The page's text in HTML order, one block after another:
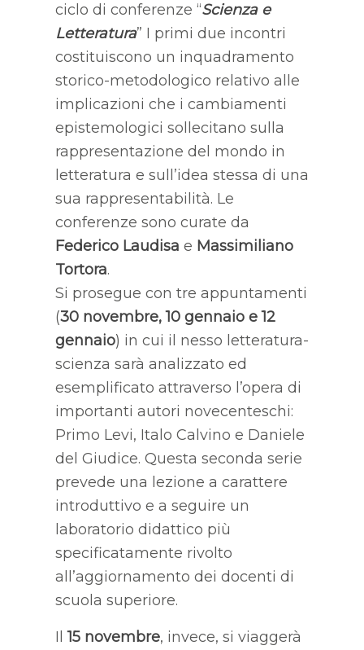
ciclo di conferenze “Scienza e
Letteratura” I primi due incontri
costituiscono un inquadramento
storico-metodologico relativo alle
implicazioni che i cambiamenti
epistemologici sollecitano sulla
rappresentazione del mondo in
letteratura e sull’idea stessa di una
sua rappresentabilità. Le
conferenze sono curate da
Federico Laudisa e Massimiliano
Tortora.
Si prosegue con tre appuntamenti
(30 novembre, 10 gennaio e 12
gennaio) in cui il nesso letteratura-
scienza sarà analizzato ed
esemplificato attraverso l’opera di
importanti autori novecenteschi:
Primo Levi, Italo Calvino e Daniele
del Giudice. Questa seconda serie
prevede una lezione a carattere
introduttivo e a seguire un
laboratorio didattico più
specificatamente rivolto
all’aggiornamento dei docenti di
scuola superiore.
Il15 novembre, invece, si viaggerà